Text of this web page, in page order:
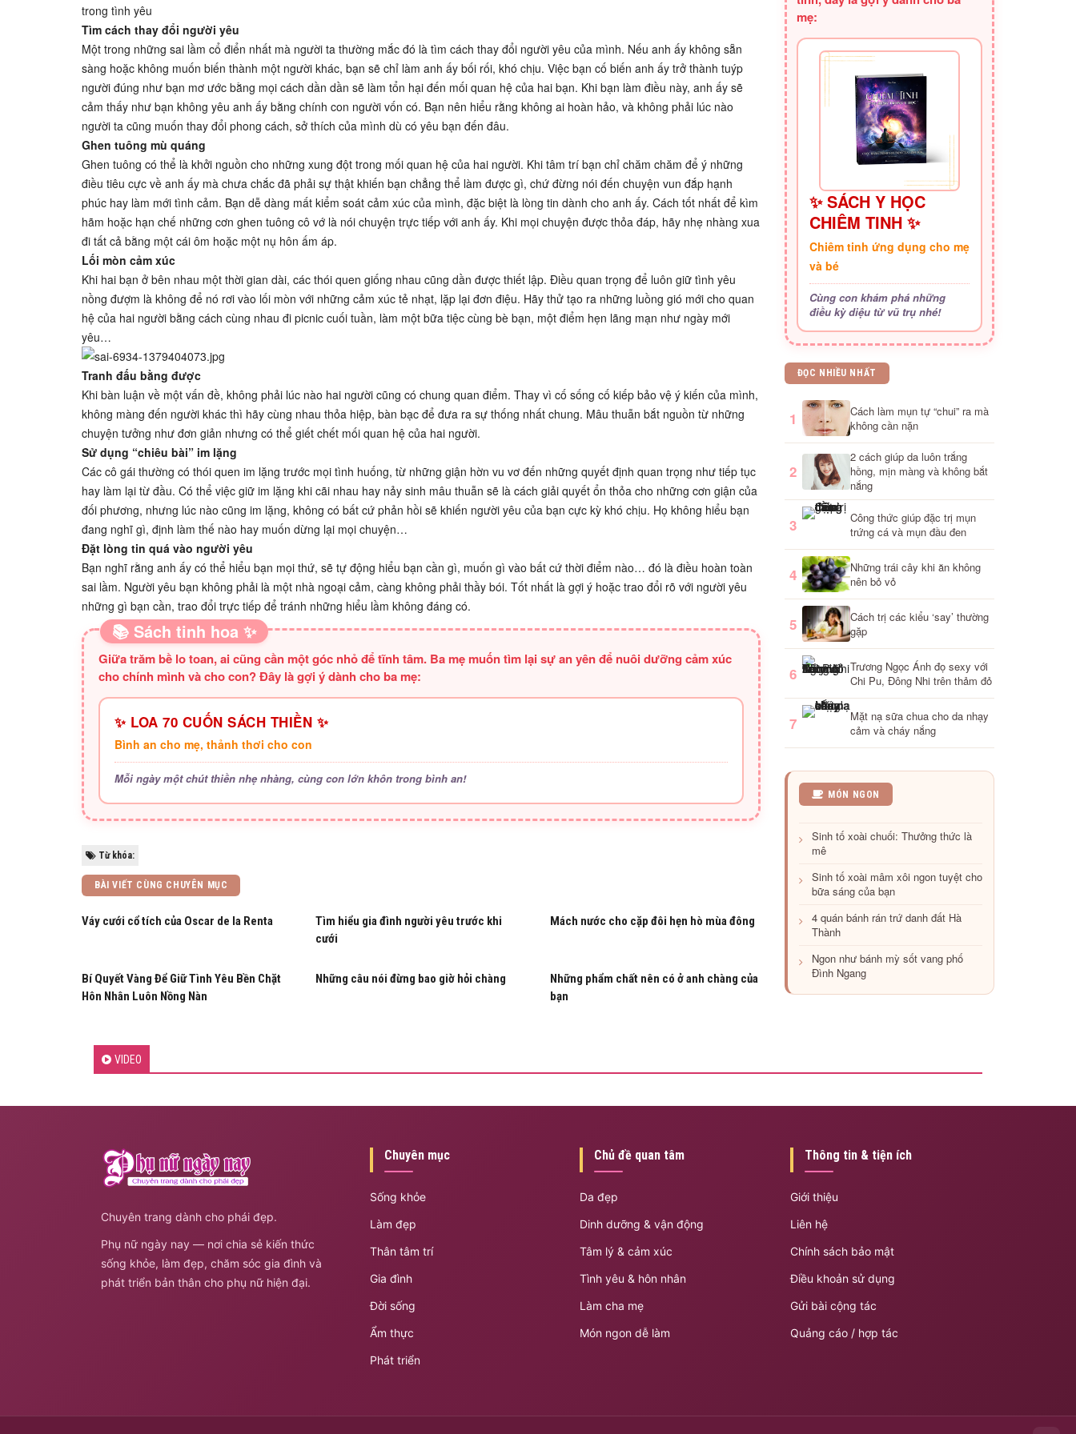
trong tình yêu
Tìm cách thay đổi người yêu
Một trong những sai lầm cổ điển nhất mà người ta thường mắc đó là tìm cách thay đổi người yêu của mình. Nếu anh ấy không sẵn
sàng hoặc không muốn biến thành một người khác, bạn sẽ chỉ làm anh ấy bối rối, khó chịu. Việc bạn cố biến anh ấy trở thành tuýp
người đúng như bạn mơ ước bằng mọi cách dần dần sẽ làm tổn hại đến mối quan hệ của hai bạn. Khi bạn làm điều này, anh ấy sẽ
cảm thấy như bạn không yêu anh ấy bằng chính con người vốn có. Bạn nên hiểu rằng không ai hoàn hảo, và không phải lúc nào
người ta cũng muốn thay đổi phong cách, sở thích của mình dù có yêu bạn đến đâu.
Ghen tuông mù quáng
Ghen tuông có thể là khởi nguồn cho những xung đột trong mối quan hệ của hai người. Khi tâm trí bạn chỉ chăm chăm để ý những
điều tiêu cực về anh ấy mà chưa chắc đã phải sự thật khiến bạn chẳng thể làm được gì, chứ đừng nói đến chuyện vun đắp hạnh
phúc hay làm mới tình cảm. Bạn dễ dàng mất kiểm soát cảm xúc của mình, đặc biệt là lòng tin dành cho anh ấy. Cách tốt nhất để kìm
hãm hoặc hạn chế những cơn ghen tuông cô vớ là nói chuyện trực tiếp với anh ấy. Khi mọi chuyện được thỏa đáp, hãy nhẹ nhàng xua
đi tất cả bằng một cái ôm hoặc một nụ hôn ấm áp.
Lối mòn cảm xúc
Khi hai bạn ở bên nhau một thời gian dài, các thói quen giống nhau cũng dần được thiết lập. Điều quan trọng để luôn giữ tình yêu
nồng đượm là không để nó rơi vào lối mòn với những cảm xúc tẻ nhạt, lặp lại đơn điệu. Hãy thử tạo ra những luồng gió mới cho quan
hệ của hai người bằng cách cùng nhau đi picnic cuối tuần, làm một bữa tiệc cùng bè bạn, một điểm hẹn lãng mạn như ngày mới
yêu…
Tranh đấu bằng được
Khi bàn luận về một vấn đề, không phải lúc nào hai người cũng có chung quan điểm. Thay vì cố sống cố kiếp bảo vệ ý kiến của mình,
không màng đến người khác thì hãy cùng nhau thỏa hiệp, bàn bạc để đưa ra sự thống nhất chung. Mâu thuẫn bắt nguồn từ những
chuyện tưởng như đơn giản nhưng có thể giết chết mối quan hệ của hai người.
Sử dụng “chiêu bài” im lặng
Các cô gái thường có thói quen im lặng trước mọi tình huống, từ những giận hờn vu vơ đến những quyết định quan trọng như tiếp tục
hay làm lại từ đầu. Có thể việc giữ im lặng khi cãi nhau hay nảy sinh mâu thuẫn sẽ là cách giải quyết ổn thỏa cho những cơn giận của
đối phương, nhưng lúc nào cũng im lặng, không có bất cứ phản hồi sẽ khiến người yêu của bạn cực kỳ khó chịu. Họ không hiểu bạn
đang nghĩ gì, định làm thế nào hay muốn dừng lại mọi chuyện…
Đặt lòng tin quá vào người yêu
Bạn nghĩ rằng anh ấy có thể hiểu bạn mọi thứ, sẽ tự động hiểu bạn cần gì, muốn gì vào bất cứ thời điểm nào… đó là điều hoàn toàn
sai lầm. Người yêu bạn không phải là một nhà ngoại cảm, càng không phải thầy bói. Tốt nhất là gợi ý hoặc trao đổi rõ với người yêu
những gì bạn cần, trao đổi trực tiếp để tránh những hiểu lầm không đáng có.
📚 Sách tinh hoa ✨
Giữa trăm bề lo toan, ai cũng cần một góc nhỏ để tĩnh tâm. Ba mẹ muốn tìm lại sự an yên để nuôi dưỡng cảm xúc
cho chính mình và cho con? Đây là gợi ý dành cho ba mẹ:
✨ LOA 70 CUỐN SÁCH THIỀN ✨
Bình an cho mẹ, thảnh thơi cho con
Mỗi ngày một chút thiền nhẹ nhàng, cùng con lớn khôn trong bình an!
Từ khóa:
BÀI VIẾT CÙNG CHUYÊN MỤC
Váy cưới cổ tích của Oscar de la Renta
Tìm hiểu gia đình người yêu trước khi
cưới
Mách nước cho cặp đôi hẹn hò mùa đông
Bí Quyết Vàng Để Giữ Tình Yêu Bền Chặt
Hôn Nhân Luôn Nồng Nàn
Những câu nói đừng bao giờ hỏi chàng
Những phẩm chất nên có ở anh chàng của
bạn
mẹ:
✨ SÁCH Y HỌC
CHIÊM TINH ✨
Chiêm tinh ứng dụng cho mẹ
và bé
Cùng con khám phá những
điều kỳ diệu từ vũ trụ nhé!
ĐỌC NHIỀU NHẤT
1
Cách làm mụn tự “chui” ra mà
không cần nặn
2
2 cách giúp da luôn trắng
hồng, mịn màng và không bắt
nắng
3
Công thức giúp đặc trị mụn
trứng cá và mụn đầu đen
4
Những trái cây khi ăn không
nên bỏ vỏ
5
Cách trị các kiểu ‘say’ thường
gặp
6
Trương Ngọc Ánh đọ sexy với
Chi Pu, Đông Nhi trên thảm đỏ
7
Mặt nạ sữa chua cho da nhạy
cảm và cháy nắng
MÓN NGON
Sinh tố xoài chuối: Thưởng thức là
mê
Sinh tố xoài mâm xôi ngon tuyệt cho
bữa sáng của bạn
4 quán bánh rán trứ danh đất Hà
Thành
Ngon như bánh mỳ sốt vang phố
Đình Ngang
VIDEO
Chuyên trang dành cho phái đẹp.
Phụ nữ ngày nay — nơi chia sẻ kiến thức
sống khỏe, làm đẹp, chăm sóc gia đình và
phát triển bản thân cho phụ nữ hiện đại.
Chuyên mục
Sống khỏe
Làm đẹp
Thân tâm trí
Gia đình
Đời sống
Ẩm thực
Phát triển
Chủ đề quan tâm
Da đẹp
Dinh dưỡng & vận động
Tâm lý & cảm xúc
Tình yêu & hôn nhân
Làm cha mẹ
Món ngon dễ làm
Thông tin & tiện ích
Giới thiệu
Liên hệ
Chính sách bảo mật
Điều khoản sử dụng
Gửi bài cộng tác
Quảng cáo / hợp tác